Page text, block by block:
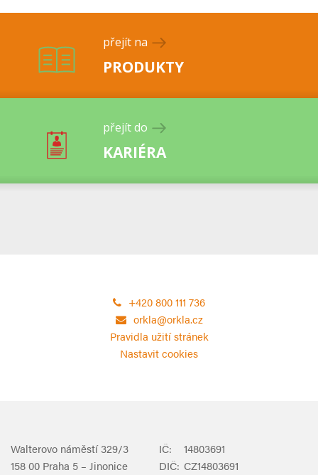
přejít na
PRODUKTY
přejít do
KARIÉRA
+420 800 111 736
orkla@orkla.cz
Pravidla užití stránek
Nastavit cookies
Walterovo náměstí 329/3
158 00 Praha 5 – Jinonice
IČ:
14803691
DIČ: CZ14803691